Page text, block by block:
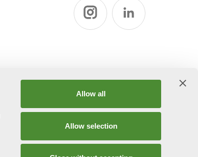
Allow all
Allow selection